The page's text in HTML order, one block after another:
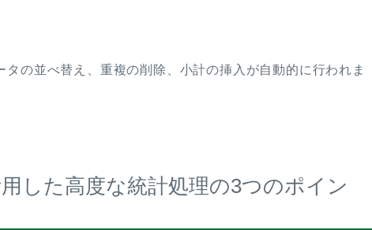
タの並べ替え、重複の削除、小計の挿入が自動的に行われま
した高度な統計処理の3つのポイン